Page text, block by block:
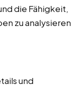
die Fähigkeit,
zu analysieren
und